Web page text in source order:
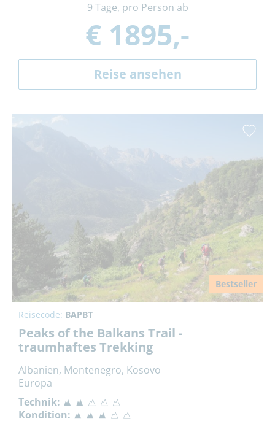
9 Tage, pro Person ab
€ 1895,-
Reise ansehen
Bestseller
Reisecode: BAPBT
Peaks of the Balkans Trail -
traumhaftes Trekking
Albanien, Montenegro, Kosovo
Europa
Technik:
Kondition: